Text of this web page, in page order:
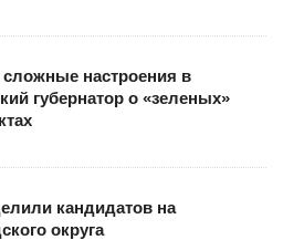
настроения в
губернатор о «зеленых»
кандидатов на
округа